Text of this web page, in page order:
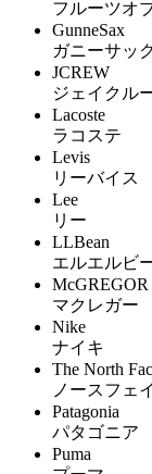
フルーツオ
GunneSax
ガニーサッ
JCREW
ジェイクル
Lacoste
ラコステ
Levis
リーバイス
Lee
リー
LLBean
エルエルビ
McGREGOR
マクレガー
Nike
ナイキ
The North
ノースフェ
Patagonia
パタゴニア
Puma